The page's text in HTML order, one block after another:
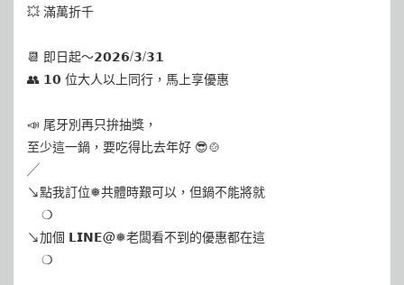
💥 滿萬折千
📆 即日起～𝟮𝟬𝟮𝟲/𝟯/𝟯𝟭
👥 𝟭𝟬 位大人以上同行，馬上享優惠
📣 尾牙別再只拚抽獎，
至少這一鍋，要吃得比去年好 😎🍲
╱
↘️點我訂位❅共體時艱可以，但鍋不能將就
​ ​ ​ ​ ❍
↘️加個 𝗟𝗜𝗡𝗘@❅老闆看不到的優惠都在這
​ ​ ​ ​ ❍